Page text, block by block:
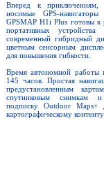
Вперед к
носимые GPS-навигаторы
GPSMAP H1i Plus готовы
портативных
современный гибридный
цветным сенсорным
для повышения гибкости.
Время автономной работы
145 часов. Простая
предустановленным
спутниковым снимкам и
подписку Outdoor Maps+
картографическому